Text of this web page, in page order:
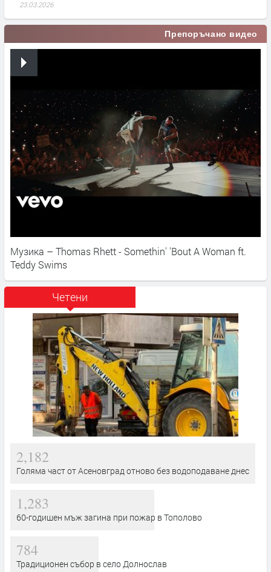
23.03.2026
Препоръчано видео
Музика – Thomas Rhett - Somethin' 'Bout A Woman ft.
Teddy Swims
Четени
2,182
Голяма част от Асеновград отново без водоподаване днес
1,283
60-годишен мъж загина при пожар в Тополово
784
Традиционен събор в село Долнослав